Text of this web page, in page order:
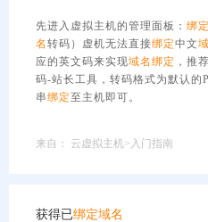
先进入虚拟主机的管理面板： 绑定
名 转码）虚机无法直接绑定中文
应的英文码来实现域名 绑定 ，推
码-站长工具，转码格式为默认的
串绑定至主机即可。
来自： 云虚拟主机>入门指南
获得已绑定域名